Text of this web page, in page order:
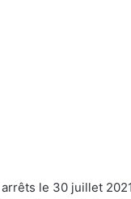
le 30 juillet